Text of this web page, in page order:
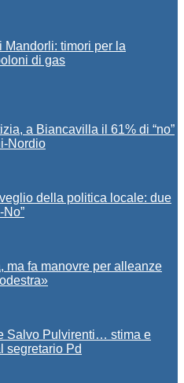
Mandorli: timori per la
di gas
a Biancavilla il 61% di “no”
Nordio
della politica locale: due
ma fa manovre per alleanze
Salvo Pulvirenti… stima e
segretario Pd